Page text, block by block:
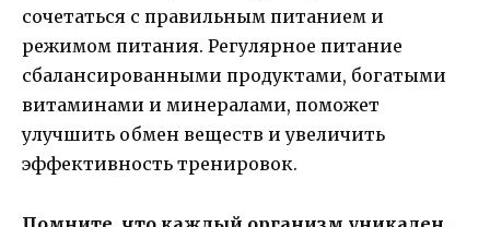
сочетаться с правильным питанием и
режимом питания. Регулярное питание
сбалансированными продуктами, богатыми
витаминами и минералами, поможет
улучшить обмен веществ и увеличить
эффективность тренировок.